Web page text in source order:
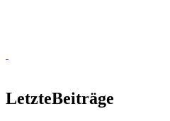
LetzteBeiträge